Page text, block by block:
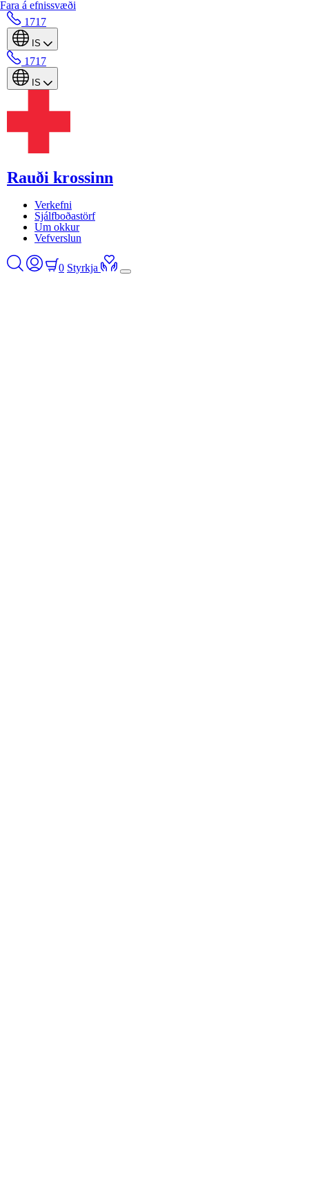
Fara á efnissvæði
1717
IS
1717
IS
Rauði krossinn
Verkefni
Sjálfboðastörf
Um okkur
Vefverslun
0 Styrkja